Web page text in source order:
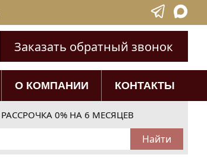
Заказать обратный звонок
О КОМПАНИИ КОНТАКТЫ
РАССРОЧКА 0% НА 6 МЕСЯЦЕВ